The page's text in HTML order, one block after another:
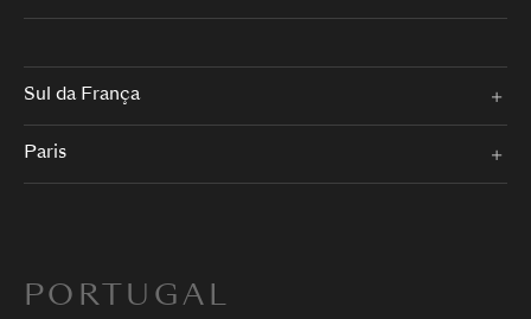
Sul da França
Paris
PORTUGAL